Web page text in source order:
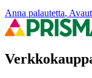
Anna palautetta,